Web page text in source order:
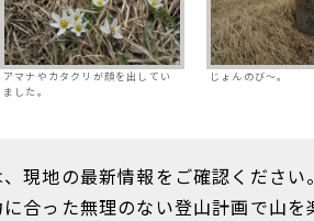
アマナやカタクリが顔を出してい
ました。
じょんのび～。
現地の最新情報をご確認ください。
合った無理のない登山計画で山を